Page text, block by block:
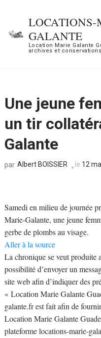
contenu
LOCATIONS-
GALANTE
Location Marie Galante
archives et
Une jeune
un tir
Galante
par Albert BOISSIER le 12
Samedi en milieu de journée
Marie-Galante, une jeune
gerbe de plombs au visage.
Aller à la source
La chronique se veut produite
possibilité d’envoyer un
site web afin d’indiquer des
« Location Marie Galante
galante.fr est fait afin de
Location Marie Galante
plateforme locations-marie-